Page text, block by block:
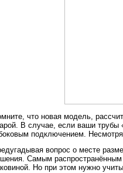
что новая модель,
В случае, если ваши трубы
подключением.
вопрос о месте
Самым распространённым
Но при этом нужно